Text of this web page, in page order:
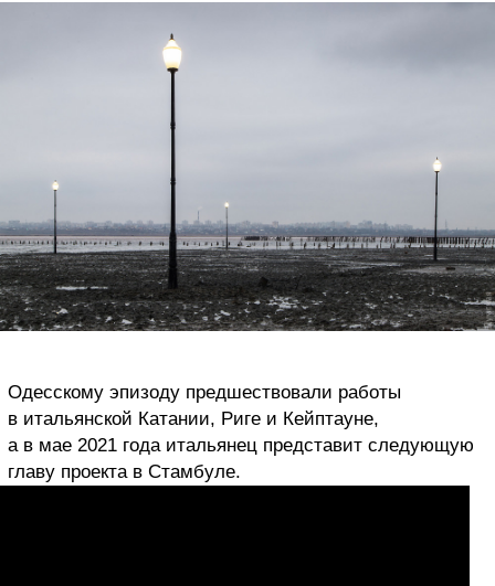
Одесскому эпизоду предшествовали работы
в итальянской Катании, Риге и Кейптауне,
а в мае 2021 года итальянец представит следующую
главу проекта в Стамбуле.